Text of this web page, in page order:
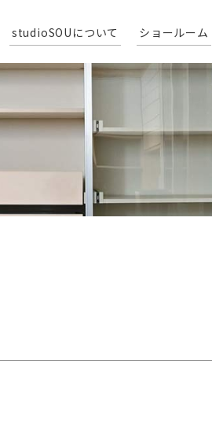
studioSOUについて ショールーム